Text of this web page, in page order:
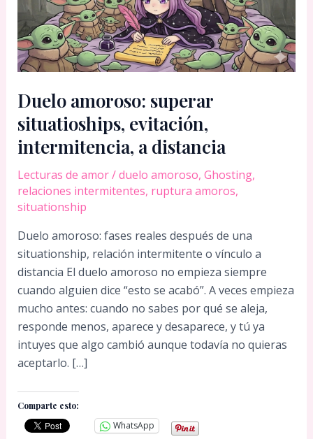
Duelo amoroso: superar
situatioships, evitación,
intermitencia, a distancia
Lecturas de amor/duelo amoroso, Ghosting,
relaciones intermitentes, ruptura amoros,
situationship
Duelo amoroso: fases reales después de una
situationship, relación intermitente o vínculo a
distancia El duelo amoroso no empieza siempre
cuando alguien dice “esto se acabó”. A veces empieza
mucho antes: cuando no sabes por qué se aleja,
responde menos, aparece y desaparece, y tú ya
intuyes que algo cambió aunque todavía no quieras
aceptarlo. […]
Comparte esto:
WhatsApp